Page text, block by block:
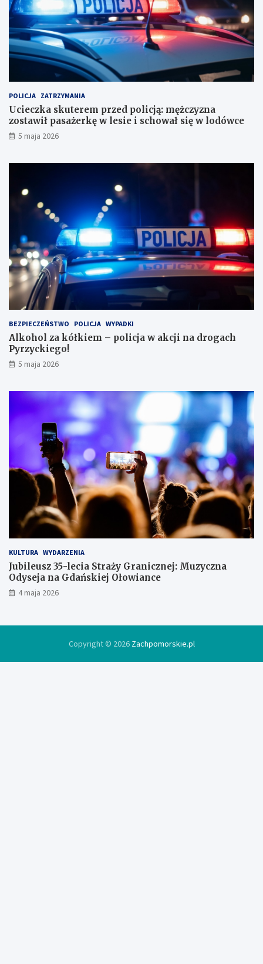
i
u
r
o
r
a
h
u
n
k
o
w
z
y
z
n
a
z
s
t
a
w
i
ł
w
l
e
s
i
e
s
c
h
o
ł
i
ę
l
d
POLICJA ZATRZYMANIA
Ucieczka skuterem przed policją: mężczyzna
zostawił pasażerkę w lesie i schował się w lodówce
5 maja 2026
BEZPIECZEŃSTWO POLICJA WYPADKI
Alkohol za kółkiem – policja w akcji na drogach
Pyrzyckiego!
5 maja 2026
KULTURA WYDARZENIA
Jubileusz 35-lecia Straży Granicznej: Muzyczna
Odyseja na Gdańskiej Ołowiance
4 maja 2026
Copyright © 2026 Zachpomorskie.pl